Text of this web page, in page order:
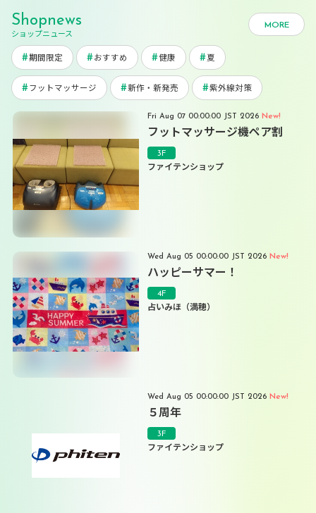
Shopnews
ショップニュース
MORE
期間限定 おすすめ 健康 夏
フットマッサージ 新作・新発売 紫外線対策
3F
ファイテンショップ
Fri Aug 07 00:00:00 JST 2026 New!
フットマッサージ機ペア割
4F
占いみほ（満穂）
Wed Aug 05 00:00:00 JST 2026 New!
ハッピーサマー！
3F
ファイテンショップ
Wed Aug 05 00:00:00 JST 2026 New!
５周年